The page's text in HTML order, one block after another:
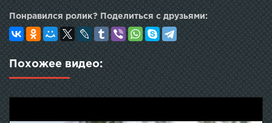
Понравился ролик? Поделиться с друзьями:
Похожее видео: